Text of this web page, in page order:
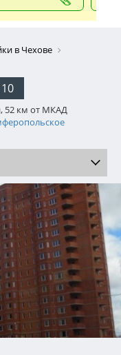
в Чехове
52 км от МКАД